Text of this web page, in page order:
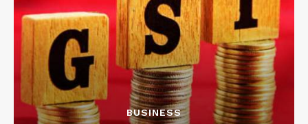
BUSINESS